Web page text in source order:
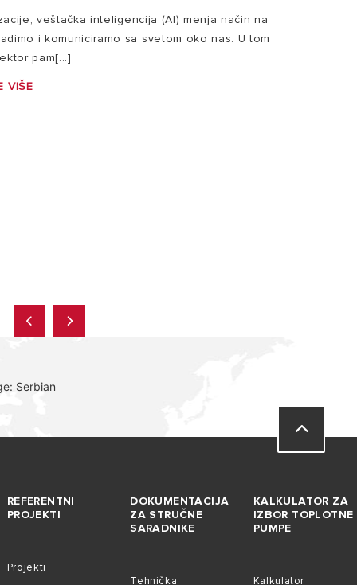
veštačka inteligencija (AI) menja način na
i komuniciramo sa svetom oko nas. U tom
pam[...]
VIŠE
Serbian
REFERENTNI
PROJEKTI
Projekti
DOKUMENTACIJA
ZA STRUČNE
SARADNIKE
Tehnička
KALKULATOR ZA
IZBOR TOPLOTNE
PUMPE
Kalkulator